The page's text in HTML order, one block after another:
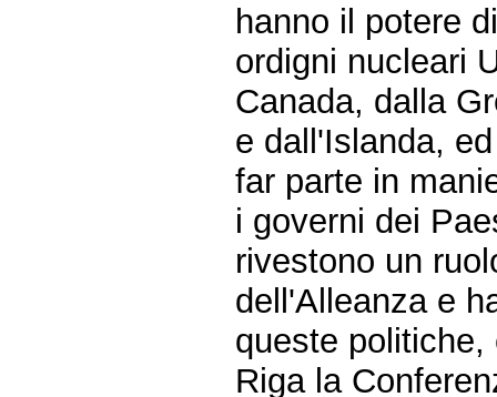
hanno il potere
ordigni nucleari
Canada, dalla
e dall'Islanda,
far parte in
i governi dei
rivestono un
dell'Alleanza e
queste
Riga la